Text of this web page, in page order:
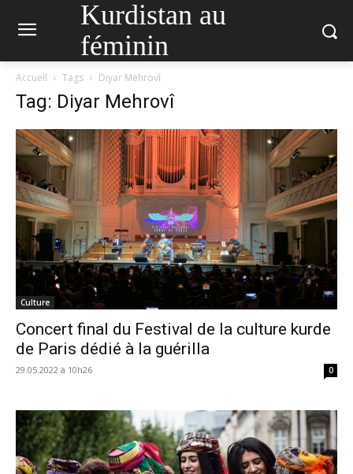
Kurdistan au
féminin
Accueil Tags Diyar Mehrovî
Tag: Diyar Mehrovî
Culture
Concert final du Festival de la culture kurde
de Paris dédié à la guérilla
29.05.2022 à 10h26 0